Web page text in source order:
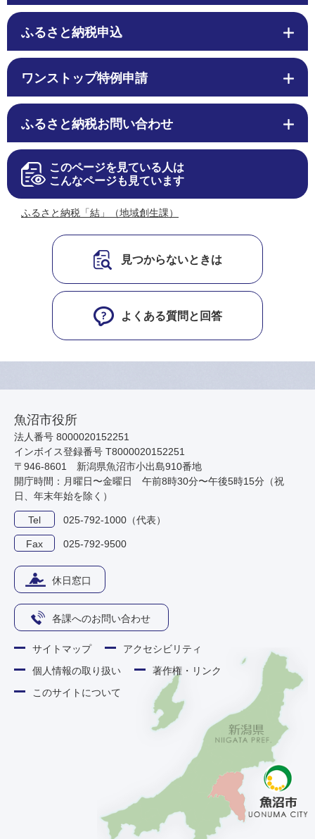
ふるさと納税申込
ワンストップ特例申請
ふるさと納税お問い合わせ
このページを見ている人は
こんなページも見ています
ふるさと納税「結」（地域創生課）
見つからないときは
よくある質問と回答
魚沼市役所
法人番号 8000020152251
インボイス登録番号 T8000020152251
〒946-8601 新潟県魚沼市小出島910番地
開庁時間：月曜日〜金曜日 午前8時30分〜午後5時15分（祝
日、年末年始を除く）
Tel 025-792-1000（代表）
Fax 025-792-9500
休日窓口
各課へのお問い合わせ
サイトマップ
アクセシビリティ
個人情報の取り扱い
著作権・リンク
このサイトについて